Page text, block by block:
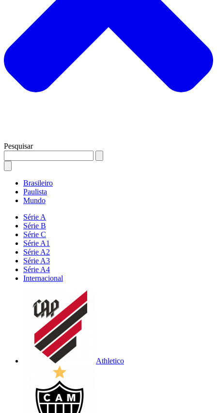
Pesquisar
Brasileiro
Paulista
Mundo
Série A
Série B
Série C
Série A1
Série A2
Série A3
Série A4
Internacional
Athletico